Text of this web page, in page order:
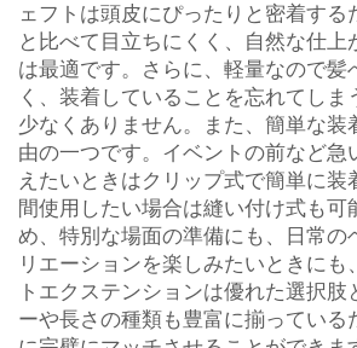
ェフトは頭皮にぴったりと密着する
と比べて目立ちにくく、自然な仕上
は最適です。さらに、軽量なので髪
く、装着していることを忘れてしま
少なくありません。また、簡単な装
由の一つです。イベントの前など急
えたいときはクリップ式で簡単に装
間使用したい場合は縫い付け式も可
め、特別な場面の準備にも、日常の
リエーションを楽しみたいときにも
トエクステンションは優れた選択肢
ーや長さの種類も豊富に揃っている